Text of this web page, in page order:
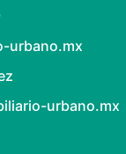
urbano.mx
urbano.mx